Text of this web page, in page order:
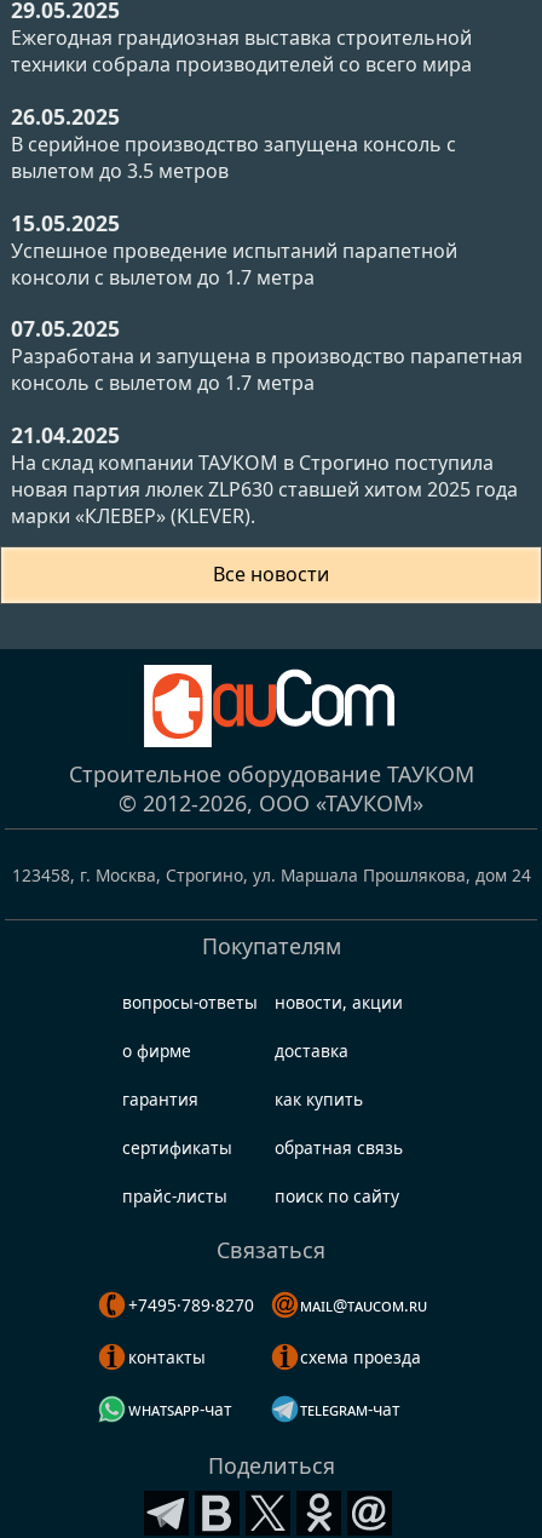
29.05.2025
Ежегодная грандиозная выставка строительной
техники собрала производителей со всего мира
26.05.2025
В серийное производство запущена консоль с
вылетом до 3.5 метров
15.05.2025
Успешное проведение испытаний парапетной
консоли с вылетом до 1.7 метра
07.05.2025
Разработана и запущена в производство парапетная
консоль с вылетом до 1.7 метра
21.04.2025
На склад компании ТАУКОМ в Строгино поступила
новая партия люлек ZLP630 ставшей хитом 2025 года
марки «КЛЕВЕР» (KLEVER).
Все новости
Строительное оборудование ТАУКОМ
© 2012-2026, ООО «ТАУКОМ»
123458, г. Москва, Строгино, ул. Маршала Прошлякова, дом 24
Покупателям
вопросы-ответы
о фирме
гарантия
сертификаты
прайс-листы
новости, акции
доставка
как купить
обратная связь
поиск по сайту
Связаться
+7495·789·8270
контакты
whatsapp-чат
mail@taucom.ru
схема проезда
telegram-чат
Поделиться